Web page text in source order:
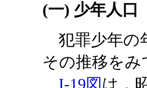
(一) 少年人口
犯罪少年の
その推移をみ
I-19図は，